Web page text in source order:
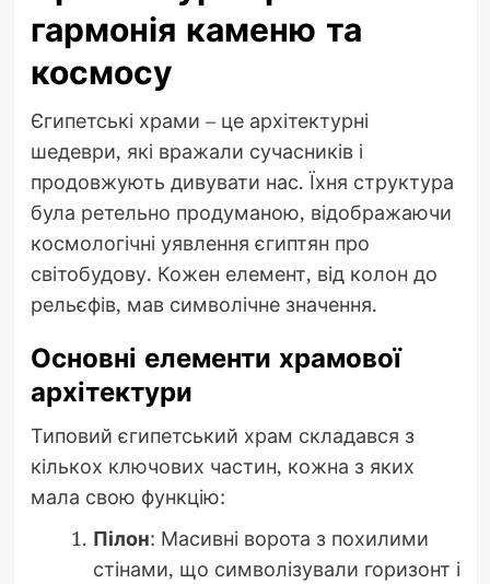
гармонія каменю та
космосу
Єгипетські храми – це архітектурні
шедеври, які вражали сучасників і
продовжують дивувати нас. Їхня структура
була ретельно продуманою, відображаючи
космологічні уявлення єгиптян про
світобудову. Кожен елемент, від колон до
рельєфів, мав символічне значення.
Основні елементи храмової
архітектури
Типовий єгипетський храм складався з
кількох ключових частин, кожна з яких
мала свою функцію:
Пілон: Масивні ворота з похилими
стінами, що символізували горизонт і